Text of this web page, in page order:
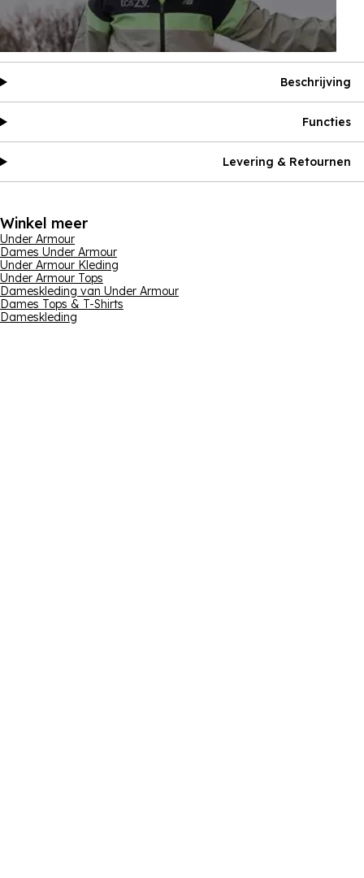
Beschrijving
Functies
Levering & Retournen
Winkel meer
Under Armour
Dames Under Armour
Under Armour Kleding
Under Armour Tops
Dameskleding van Under Armour
Dames Tops & T-Shirts
Dameskleding